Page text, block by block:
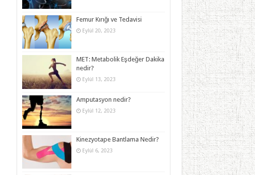
Femur Kırığı ve Tedavisi
Eylül 20, 2023
MET: Metabolik Eşdeğer Dakika
nedir?
Eylül 13, 2023
Amputasyon nedir?
Eylül 12, 2023
Kinezyotape Bantlama Nedir?
Eylül 6, 2023